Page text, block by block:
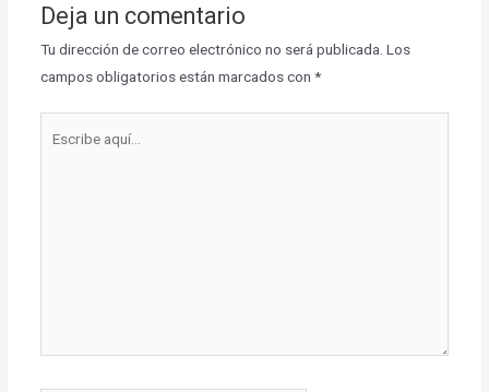
Deja un comentario
Tu dirección de correo electrónico no será publicada. Los
campos obligatorios están marcados con *